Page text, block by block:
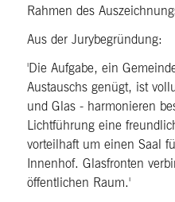
Rahmen des
Aus der Jurybegründung:
'Die Aufgabe, ein
Austauschs genügt, ist
und Glas - harmonieren
Lichtführung eine
vorteilhaft um einen Saal
Innenhof. Glasfronten
öffentlichen Raum.'